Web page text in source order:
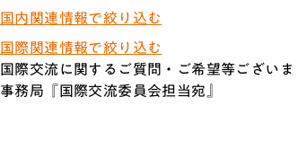
国内関連情報で絞り込む
国際関連情報で絞り込む
国際交流に関するご質問・ご希望等ございま
事務局『国際交流委員会担当宛』